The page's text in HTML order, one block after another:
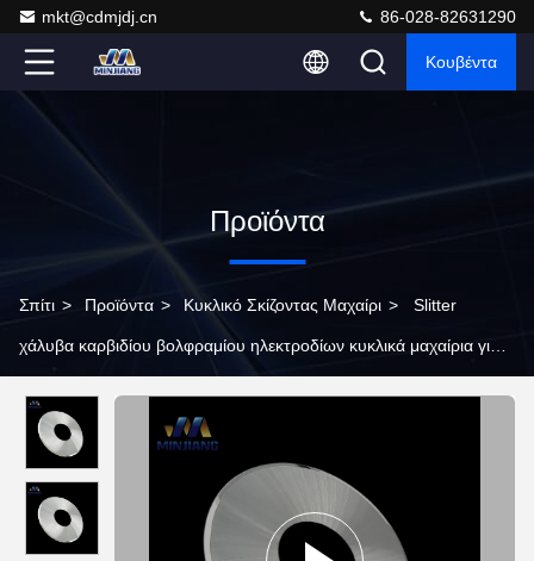
mkt@cdmjdj.cn 86-028-82631290
Κουβέντα
Προϊόντα
Σπίτι > Προϊόντα > Κυκλικό Σκίζοντας Μαχαίρι > Slitter
χάλυβα καρβιδίου βολφραμίου ηλεκτροδίων κυκλικά μαχαίρια για